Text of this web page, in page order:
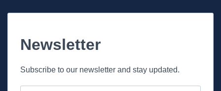
Newsletter
Subscribe to our newsletter and stay updated.